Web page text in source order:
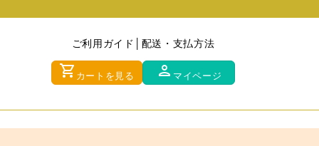
ご利用ガイド 配送・支払方法
shopping_cart カートを見る person マイページ